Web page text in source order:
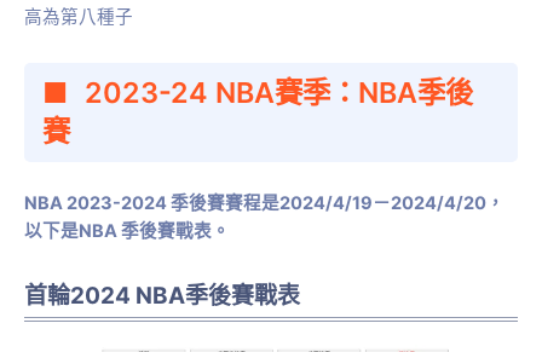
高為第八種子
2023-24 NBA賽季：NBA季後
賽
NBA 2023-2024 季後賽賽程是2024/4/19－2024/4/20，
以下是NBA 季後賽戰表。
首輪2024 NBA季後賽戰表